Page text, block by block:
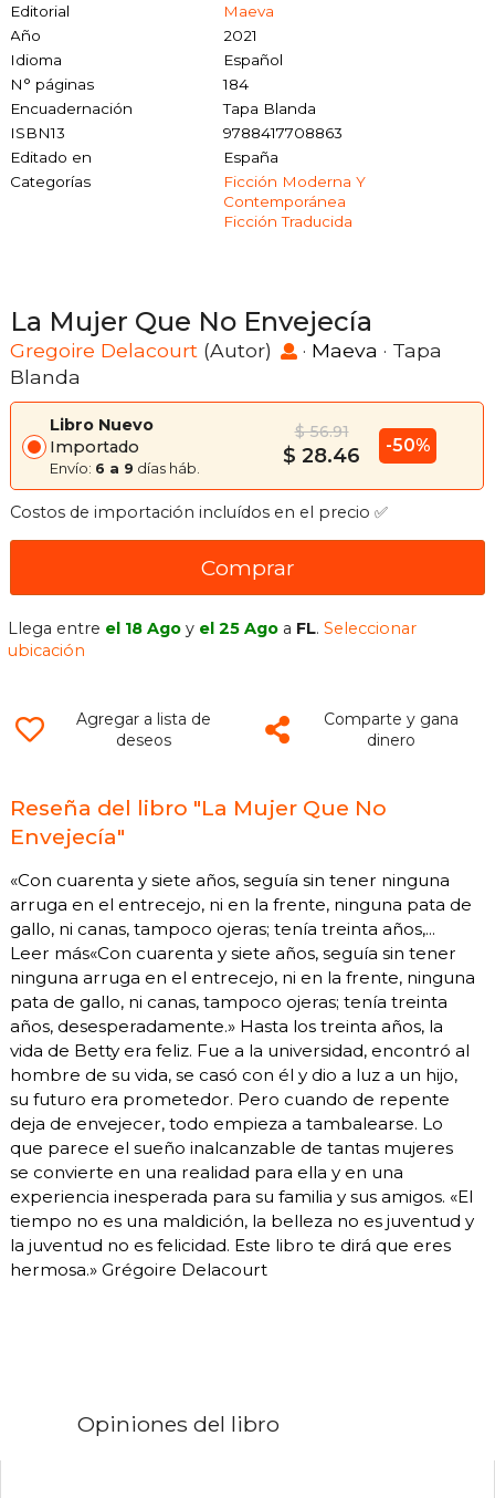
Editorial
Maeva
Año
2021
Idioma
Español
N° páginas
184
Encuadernación
Tapa Blanda
ISBN13
9788417708863
Editado en
España
Categorías
Ficción Moderna Y
Contemporánea
Ficción Traducida
La Mujer Que No Envejecía
Gregoire Delacourt (Autor) · Maeva · Tapa
Blanda
Libro Nuevo
Importado
Envío: 6 a 9 días háb.
$ 56.91
$ 28.46 -50%
Costos de importación incluídos en el precio ✅
Comprar
Llega entre el 18 Ago y el 25 Ago a FL.Seleccionar
ubicación
Agregar a lista de
deseos
Comparte y gana
dinero
Reseña del libro "La Mujer Que No
Envejecía"
«Con cuarenta y siete años, seguía sin tener ninguna
arruga en el entrecejo, ni en la frente, ninguna pata de
gallo, ni canas, tampoco ojeras; tenía treinta años,...
Leer más«Con cuarenta y siete años, seguía sin tener
ninguna arruga en el entrecejo, ni en la frente, ninguna
pata de gallo, ni canas, tampoco ojeras; tenía treinta
años, desesperadamente.» Hasta los treinta años, la
vida de Betty era feliz. Fue a la universidad, encontró al
hombre de su vida, se casó con él y dio a luz a un hijo,
su futuro era prometedor. Pero cuando de repente
deja de envejecer, todo empieza a tambalearse. Lo
que parece el sueño inalcanzable de tantas mujeres
se convierte en una realidad para ella y en una
experiencia inesperada para su familia y sus amigos. «El
tiempo no es una maldición, la belleza no es juventud y
la juventud no es felicidad. Este libro te dirá que eres
hermosa.» Grégoire Delacourt
Opiniones del libro